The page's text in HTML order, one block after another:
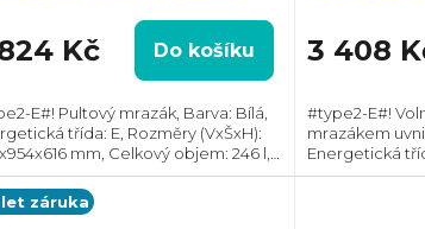
Kč Do košíku
E#! Pultový mrazák, Barva: Bílá,
třída: E, Rozměry (VxŠxH):
mm, Celkový objem: 246 l,
protection pro správné fungování
- 15°C, Max. hlučnost: 40 dB Typ:...
je
3,0
5
hvězdiček.
3 408
#type2-E#!
mrazákem
Energetická
850x475x445
let záruka